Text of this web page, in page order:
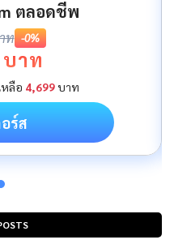
ตลอดชีพ
ท -0%
าท
หลือ 4,699บาท
ร์ส